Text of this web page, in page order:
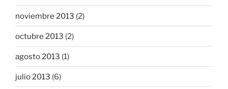
noviembre 2013 (2)
octubre 2013 (2)
agosto 2013 (1)
julio 2013 (6)